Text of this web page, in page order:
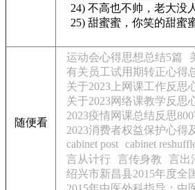
24) 不高也不帅，老大没
25) 甜蜜蜜，你笑的甜蜜
随便看
运动会心得思想总结5篇
有关员工试用期转正心得
关于2023上网课工作反思
关于2023网络课教学反思
2023疫情网课总结反思800
2023消费者权益保护心得
cabinet post cabinet
言从计行
言传身教 言出
绍兴市新昌县2015年度全